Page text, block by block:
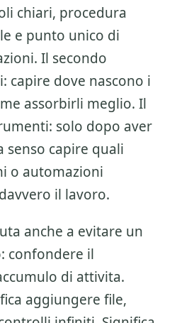
chiari, procedura
e punto unico di
Il secondo
capire dove nascono i
assorbirli meglio. Il
solo dopo aver
capire quali
o automazioni
il lavoro.
anche a evitare un
confondere il
di attivita.
aggiungere file,